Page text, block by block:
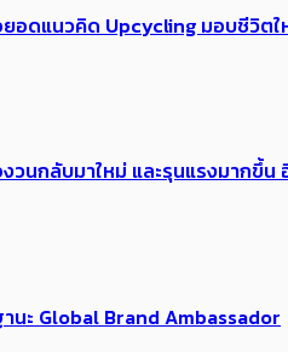
ยอดแนวคิด Upcycling มอบชีวิตใ
วนกลับมาใหม่ และรุนแรงมาก
นะ Global Brand Ambassador